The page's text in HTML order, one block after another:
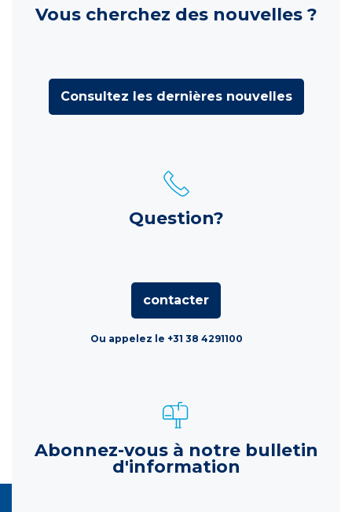
Vous cherchez des nouvelles ?
Consultez les dernières nouvelles
Question?
contacter
Ou appelez le +31 38 4291100
Abonnez-vous à notre bulletin
d'information